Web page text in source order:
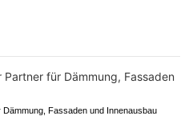
Fassaden und Innenausbau